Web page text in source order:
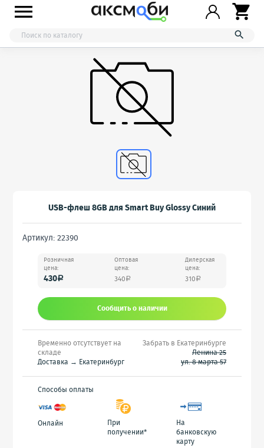



USB-флеш 8GB для Smart Buy Glossy Синий
Артикул: 22390
Розничная
цена:
430a
Оптовая
цена:
340 a
Дилерская
цена:
310 a
Сообщить o наличии
Временно отсутствует на
складе
Доставка → Екатеринбург
Забрать в Екатеринбурге
Ленина 25
ул. 8 марта 57
Способы оплаты
Онлайн
При
получении*
На
банковскую
карту